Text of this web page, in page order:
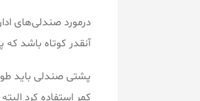
درمورد صندلی‌های
آنقدر کوتاه باشد
پشتی صندلی باید
کمر استفاده كرد